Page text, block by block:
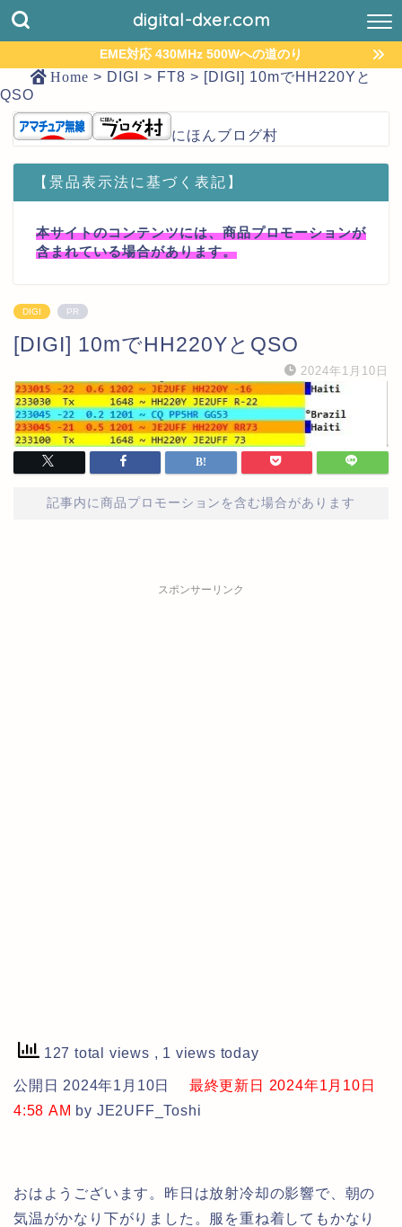
digital-dxer.com
EME対応 430MHz 500Wへの道のり
Home > DIGI > FT8 > [DIGI] 10mでHH220Yと
QSO
にほんブログ村
【景品表示法に基づく表記】
本サイトのコンテンツには、商品プロモーションが
含まれている場合があります。
DIGI PR
[DIGI] 10mでHH220YとQSO
2024年1月10日
記事内に商品プロモーションを含む場合があります
スポンサーリンク
127 total views , 1 views today
公開日 2024年1月10日
最終更新日 2024年1月10日
4:58 AM by JE2UFF_Toshi
おはようございます。昨日は放射冷却の影響で、朝の
気温がかなり下がりました。服を重ね着してもかなり